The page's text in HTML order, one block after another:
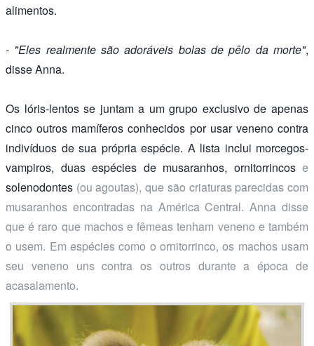
alimentos.
- "Eles realmente são adoráveis bolas de pêlo da morte",
disse Anna.
Os lóris-lentos se juntam a um grupo exclusivo de apenas
cinco outros mamíferos conhecidos por usar veneno contra
indivíduos de sua própria espécie. A lista inclui morcegos-
vampiros, duas espécies de musaranhos, ornitorrincose
solenodontes (ou agoutas), que são criaturas parecidas com
musaranhos encontradas na América Central. Anna disse
que é raro que machos e fêmeas tenham veneno e também
o usem. Em espécies como o ornitorrinco, os machos usam
seu veneno uns contra os outros durante a época de
acasalamento.